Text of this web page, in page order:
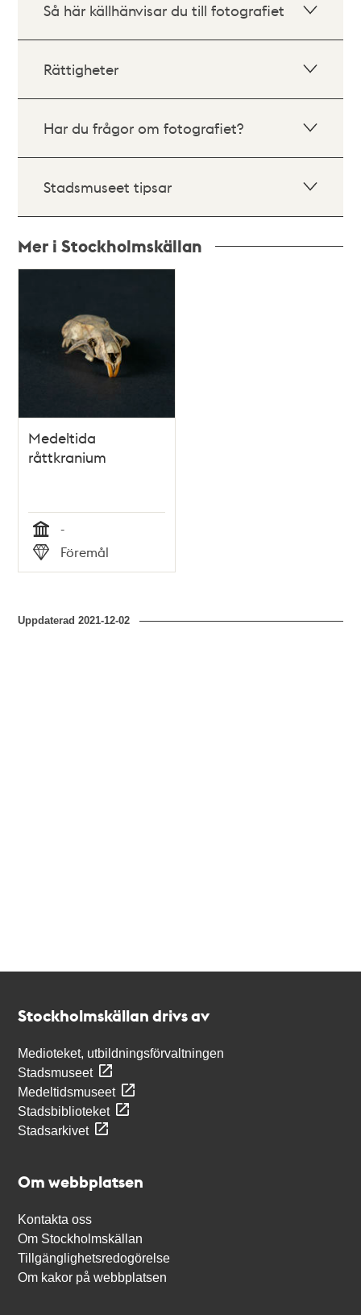
Så här källhänvisar du till fotografiet
Rättigheter
Har du frågor om fotografiet?
Stadsmuseet tipsar
Mer i Stockholmskällan
Medeltida
råttkranium
Tid
-
Typ
Föremål
Uppdaterad2021-12-02
Stockholmskällan drivs av
Medioteket, utbildningsförvaltningen
Stadsmuseet
Medeltidsmuseet
Stadsbiblioteket
Stadsarkivet
Om webbplatsen
Kontakta oss
Om Stockholmskällan
Tillgänglighetsredogörelse
Om kakor på webbplatsen